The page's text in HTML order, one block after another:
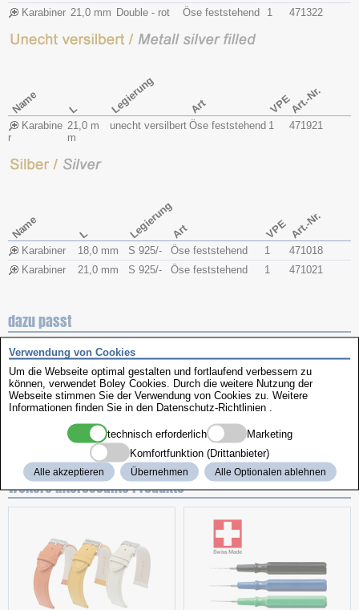
Karabiner 21,0 mm Double - rot Öse feststehend 1 471322
Name L Legierung Art VPEArt.-Nr.
Karabine
r
21,0 m
m
unecht versilbert Öse feststehend 1 471921
Name L LegierungArt VPE Art.-Nr.
Karabiner 18,0 mm S 925/- Öse feststehend 1
471018
Karabiner
21,0 mm S 925/- Öse feststehend 1 471021
dazu passt
für Uhrketten Taschenuhrketten
weitere interessante Produkte
Verwendung von Cookies
Um die Webseite optimal gestalten und fortlaufend verbessern zu
können, verwendet Boley Cookies. Durch die weitere Nutzung der
Webseite stimmen Sie der Verwendung von Cookies zu. Weitere
Informationen finden Sie in den Datenschutz-Richtlinien
technisch erforderlich
Marketing
Komfortfunktion (Drittanbieter)
Alle akzeptieren Übernehmen Alle Optionalen ablehnen